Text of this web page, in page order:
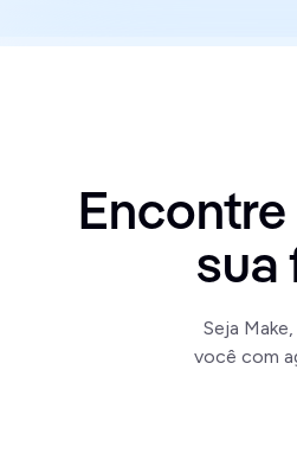
sua
Seja
você com